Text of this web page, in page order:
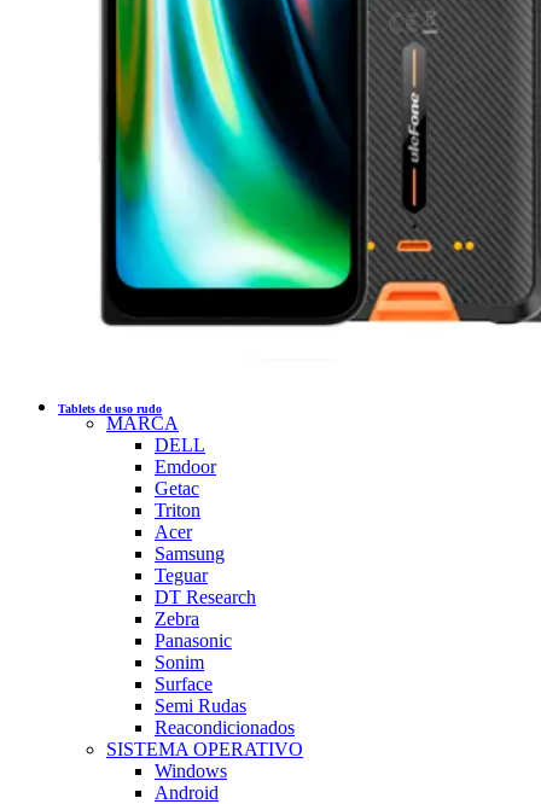
Tablets de uso rudo
MARCA
DELL
Emdoor
Getac
Triton
Acer
Samsung
Teguar
DT Research
Zebra
Panasonic
Sonim
Surface
Semi Rudas
Reacondicionados
SISTEMA OPERATIVO
Windows
Android